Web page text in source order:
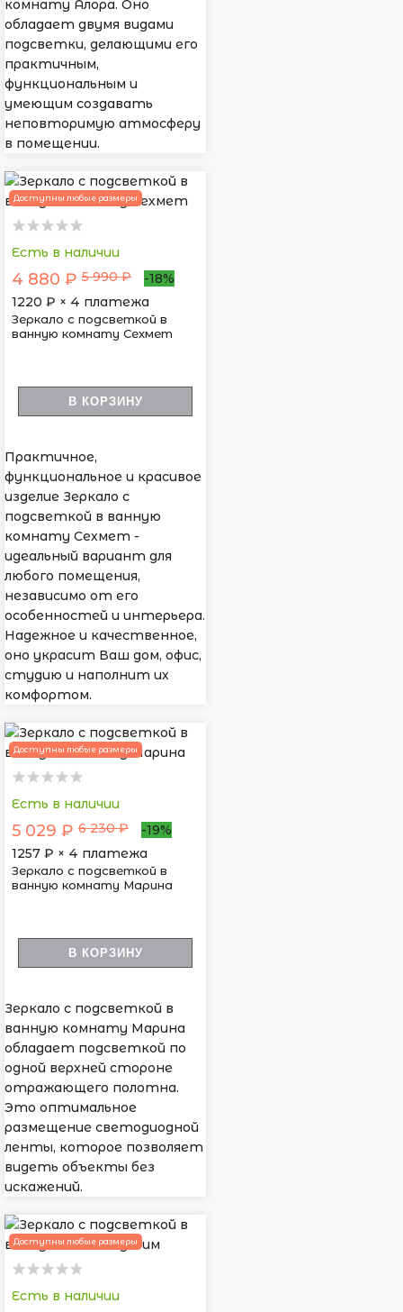
комнату Алора. Оно
обладает двумя видами
подсветки, делающими его
практичным,
функциональным и
умеющим создавать
неповторимую атмосферу
в помещении.
Доступны любые размеры
Есть в наличии
4 880 ₽ 5 990 ₽
-18%
1220 ₽ × 4 платежа
Зеркало с подсветкой в
ванную комнату Сехмет
В КОРЗИНУ
Практичное,
функциональное и красивое
изделие Зеркало с
подсветкой в ванную
комнату Сехмет -
идеальный вариант для
любого помещения,
независимо от его
особенностей и интерьера.
Надежное и качественное,
оно украсит Ваш дом, офис,
студию и наполнит их
комфортом.
Доступны любые размеры
Есть в наличии
5 029 ₽ 6 230 ₽
-19%
1257 ₽ × 4 платежа
Зеркало с подсветкой в
ванную комнату Марина
В КОРЗИНУ
Зеркало с подсветкой в
ванную комнату Марина
обладает подсветкой по
одной верхней стороне
отражающего полотна.
Это оптимальное
размещение светодиодной
ленты, которое позволяет
видеть объекты без
искажений.
Доступны любые размеры
Есть в наличии